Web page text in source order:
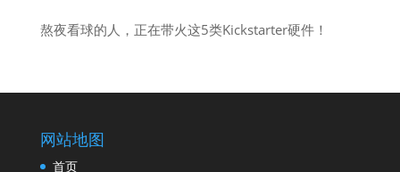
熬夜看球的人，正在带火这5类Kickstarter硬件！
网站地图
首页